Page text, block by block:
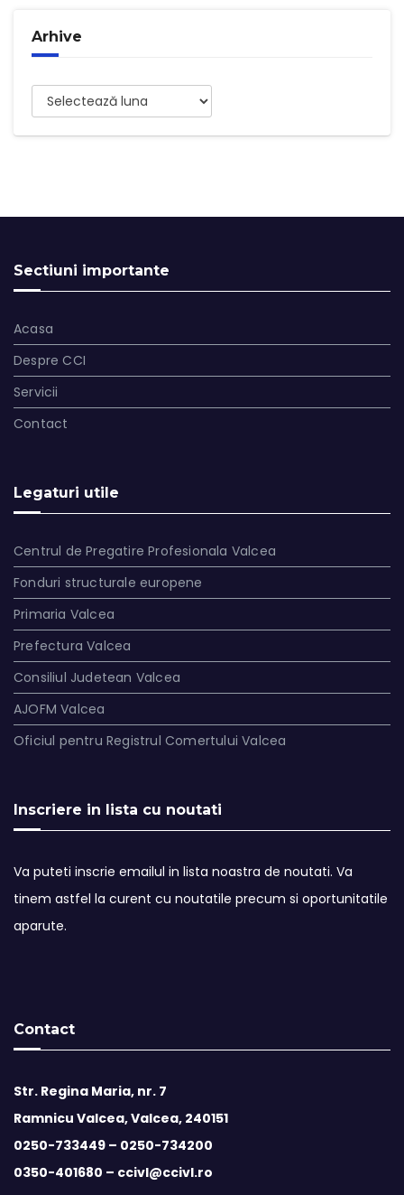
Arhive
Arhive
Sectiuni importante
Acasa
Despre CCI
Servicii
Contact
Legaturi utile
Centrul de Pregatire Profesionala Valcea
Fonduri structurale europene
Primaria Valcea
Prefectura Valcea
Consiliul Judetean Valcea
AJOFM Valcea
Oficiul pentru Registrul Comertului Valcea
Inscriere in lista cu noutati
Va puteti inscrie emailul in lista noastra de noutati. Va
tinem astfel la curent cu noutatile precum si oportunitatile
aparute.
Contact
Str. Regina Maria, nr. 7
Ramnicu Valcea, Valcea, 240151
0250-733449 – 0250-734200
0350-401680 – ccivl@ccivl.ro